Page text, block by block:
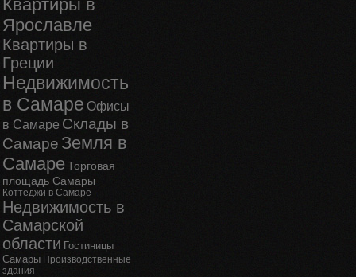
Квартиры в
Ярославле
Квартиры в
Греции
Недвижимость
в Самаре Офисы
в Самаре Склады в
Самаре Земля в
СамареТорговая
площадь Самары
Коттеджи в Самаре
Недвижимость в
Самарской
области Гостиницы
Самары Производственные
здания